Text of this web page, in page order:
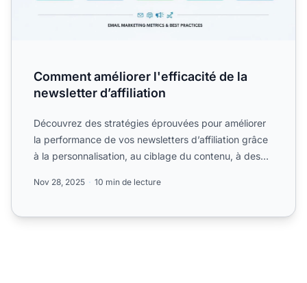
Comment améliorer l'efficacité de la
newsletter d’affiliation
Découvrez des stratégies éprouvées pour améliorer
la performance de vos newsletters d’affiliation grâce
à la personnalisation, au ciblage du contenu, à des
Nov 28, 2025 10 min de lecture